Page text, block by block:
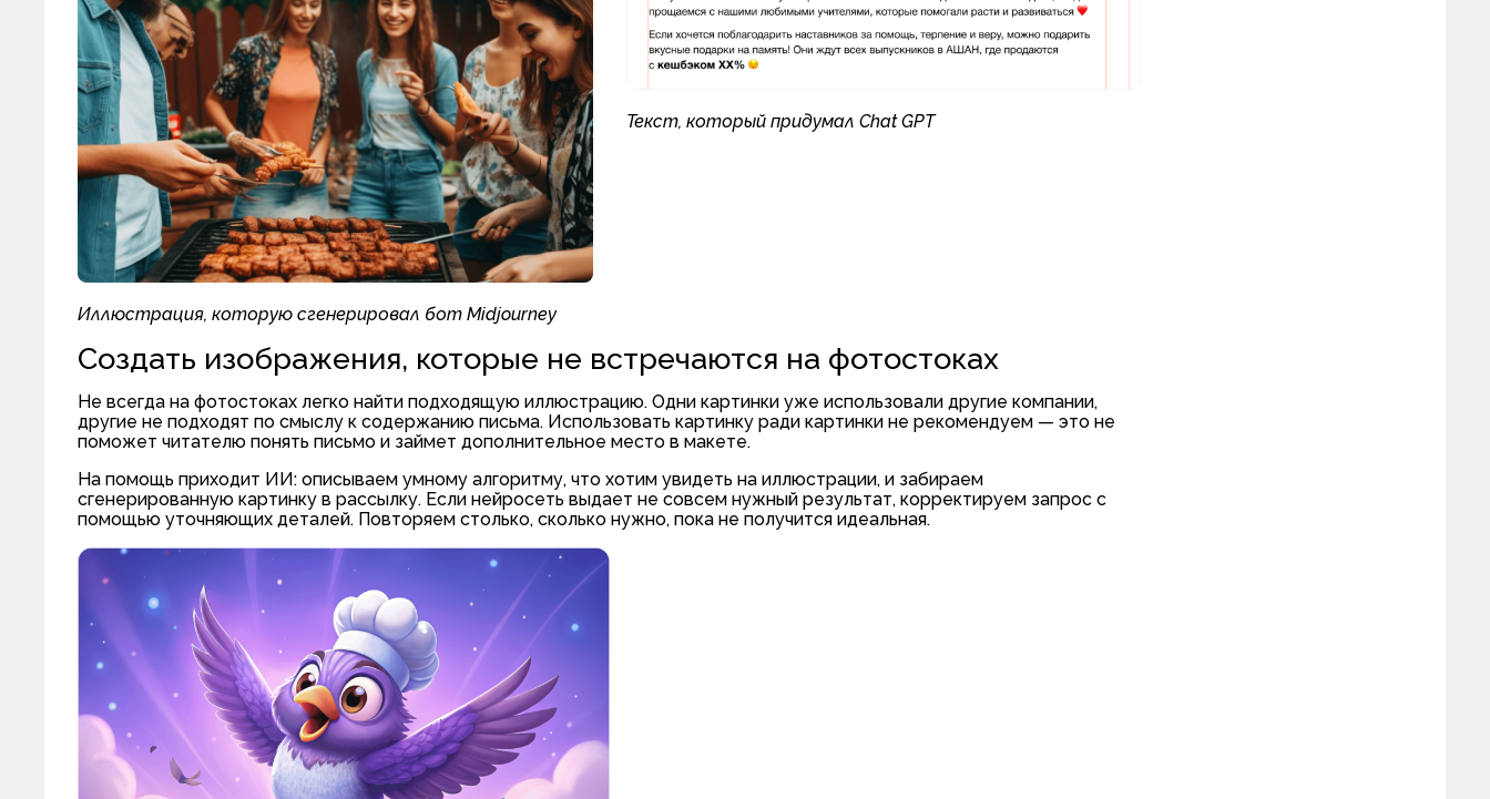
Иллюстрация, которую сгенерировал бот Midjourney
Текст, который придумал Chat GPT
Создать изображения, которые не встречаются на фотостоках
Не всегда на фотостоках легко найти подходящую иллюстрацию. Одни картинки уже использовали другие компании,
другие не подходят по смыслу к содержанию письма. Использовать картинку ради картинки не рекомендуем — это не
поможет читателю понять письмо и займет дополнительное место в макете.
На помощь приходит ИИ: описываем умному алгоритму, что хотим увидеть на иллюстрации, и забираем
сгенерированную картинку в рассылку. Если нейросеть выдает не совсем нужный результат, корректируем запрос с
помощью уточняющих деталей. Повторяем столько, сколько нужно, пока не получится идеальная.